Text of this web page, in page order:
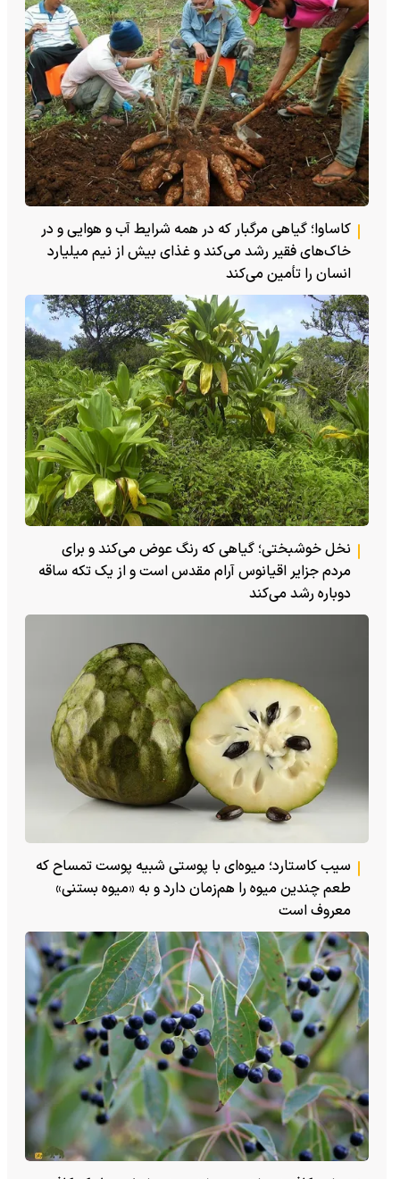
کاساوا؛ گیاهی مرگبار که در همه شرایط آب و هوایی و در
خاک‌های فقیر رشد می‌کند و غذای بیش از نیم میلیارد
انسان را تأمین می‌کند
نخل خوشبختی؛ گیاهی که رنگ عوض می‌کند و برای
مردم جزایر اقیانوس آرام مقدس است و از یک تکه ساقه
دوباره رشد می‌کند
سیب کاستارد؛ میوه‌ای با پوستی شبیه پوست تمساح که
طعم چندین میوه را هم‌زمان دارد و به «میوه بستنی»
معروف است